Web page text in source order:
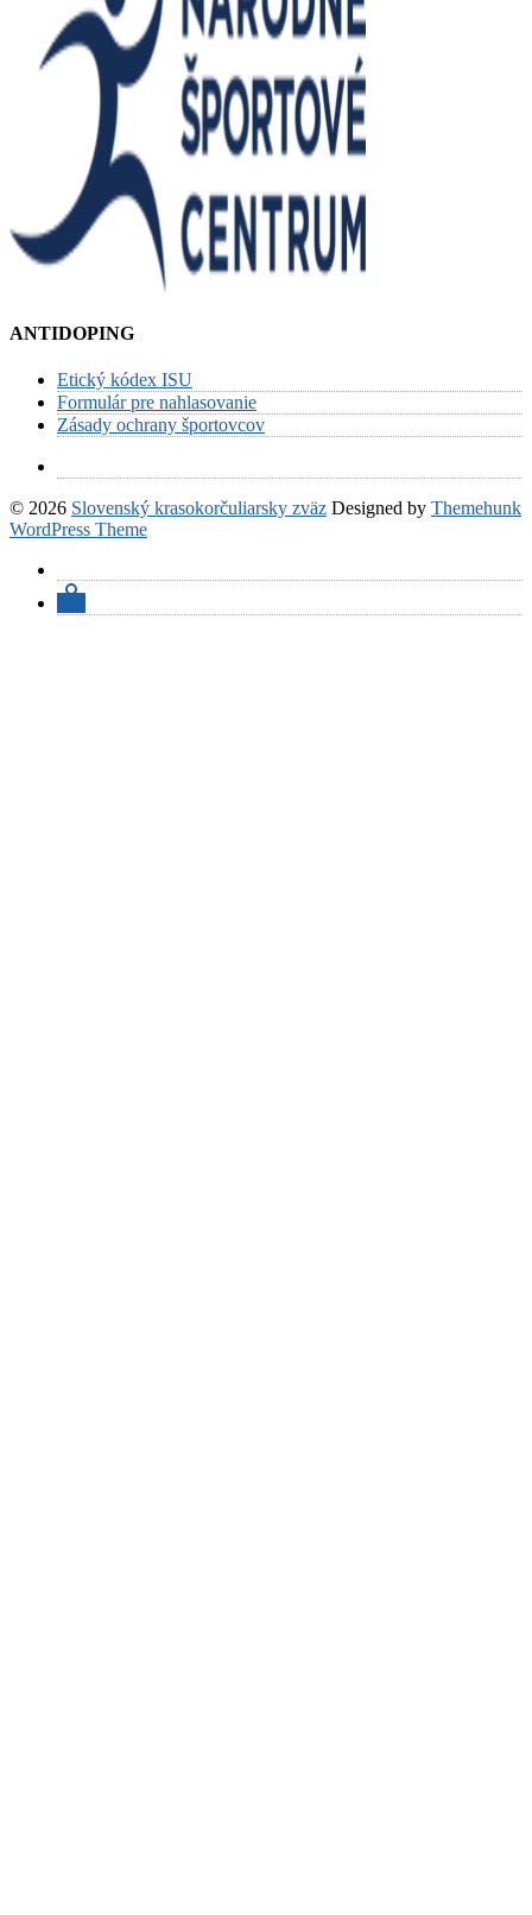
ANTIDOPING
Etický kódex ISU
Formulár pre nahlasovanie
Zásady ochrany športovcov
© 2026 Slovenský krasokorčuliarsky zväz Designed by Themehunk
WordPress Theme